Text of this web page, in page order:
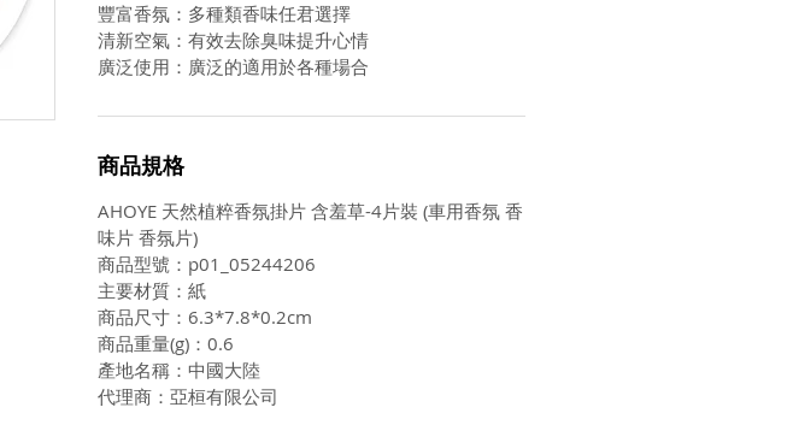
豐富香氛：多種類香味任君選擇
清新空氣：有效去除臭味提升心情
廣泛使用：廣泛的適用於各種場合
商品規格
AHOYE 天然植粹香氛掛片 含羞草-4片裝 (車用香氛 香
味片 香氛片)
商品型號：p01_05244206
主要材質：紙
商品尺寸：6.3*7.8*0.2cm
商品重量(g)：0.6
產地名稱：中國大陸
代理商：亞桓有限公司